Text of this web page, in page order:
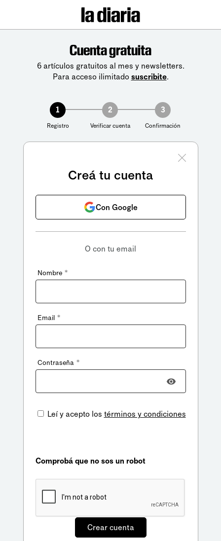
Cuenta gratuita
6 artículos gratuitos al mes y newsletters.
Para acceso ilimitado suscribite.
1
Registro
2
Verificar cuenta
3
Confirmación
Creá tu cuenta
Con Google
O con tu email
Nombre *
Email *
Contraseña *
Leí y acepto los términos y condiciones
Comprobá que no sos un robot